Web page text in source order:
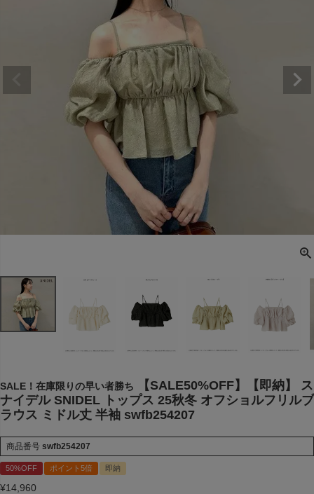
SALE！在庫限りの早い者勝ち
【SALE50%OFF】【即納】 ス
ナイデル SNIDEL トップス 25秋冬 オフショルフリルブ
ラウス ミドル丈 半袖 swfb254207
商品番号 swfb254207
50%OFF ポイント5倍 即納
¥14,960